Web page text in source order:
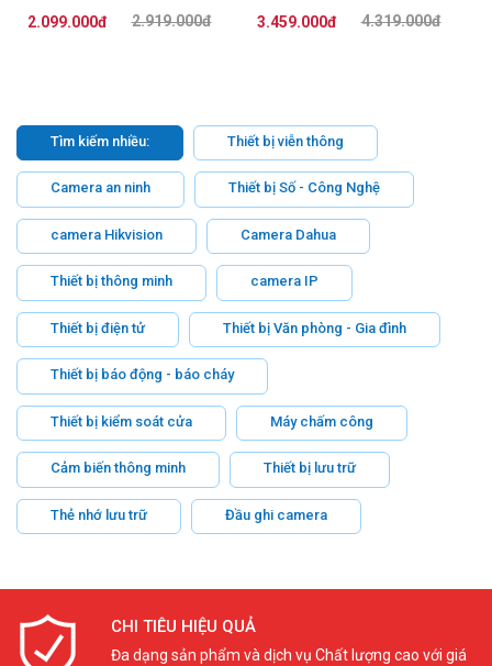
LỰC KHÔNG DẦU2.919.000đ
2.099.000đ
(760237040/9-1375055-2)
4.319.000đ
3.459.000đ
Tìm kiếm nhiều: Thiết bị viễn thông
Camera an ninh Thiết bị Số - Công Nghệ
camera Hikvision Camera Dahua
Thiết bị thông minh camera IP
Thiết bị điện tử Thiết bị Văn phòng - Gia đình
Thiết bị báo động - báo cháy
Thiết bị kiểm soát cửa Máy chấm công
Cảm biến thông minh Thiết bị lưu trữ
Thẻ nhớ lưu trữ Đầu ghi camera
CHI TIÊU HIỆU QUẢ
Đa dạng sản phẩm và dịch vụ Chất lượng cao với giá